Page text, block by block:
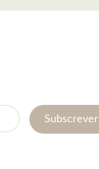
Subscrever